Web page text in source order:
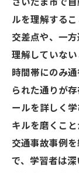
さいたま市で
ルを理解する
交差点や、一
理解していな
時間帯にのみ
られた通りが
ールを詳しく
キルを磨くこ
交通事故事例
で、学習者は